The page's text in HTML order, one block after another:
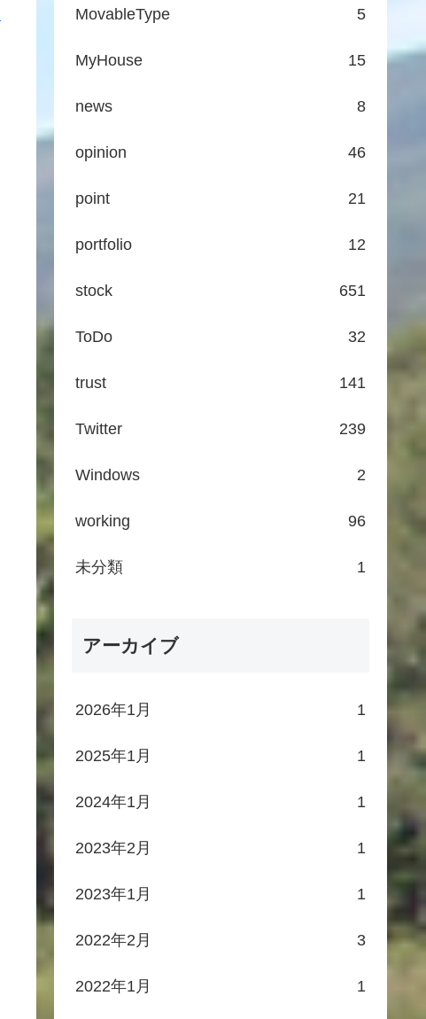
MovableType 5
MyHouse 15
news 8
opinion 46
point 21
portfolio 12
stock 651
ToDo 32
trust 141
Twitter 239
Windows 2
working 96
未分類 1
アーカイブ
2026年1月 1
2025年1月 1
2024年1月 1
2023年2月 1
2023年1月 1
2022年2月 3
2022年1月 1